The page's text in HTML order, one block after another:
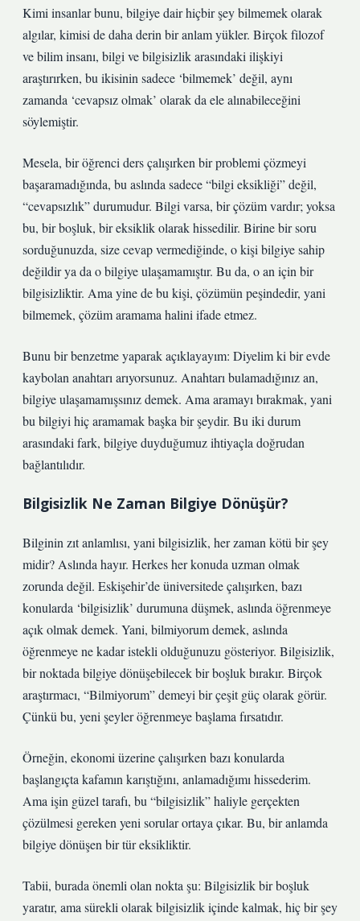
Kimi insanlar bunu, bilgiye dair hiçbir şey bilmemek olarak
algılar, kimisi de daha derin bir anlam yükler. Birçok filozof
ve bilim insanı, bilgi ve bilgisizlik arasındaki ilişkiyi
araştırırken, bu ikisinin sadece ‘bilmemek’ değil, aynı
zamanda ‘cevapsız olmak’ olarak da ele alınabileceğini
söylemiştir.
Mesela, bir öğrenci ders çalışırken bir problemi çözmeyi
başaramadığında, bu aslında sadece “bilgi eksikliği” değil,
“cevapsızlık” durumudur. Bilgi varsa, bir çözüm vardır; yoksa
bu, bir boşluk, bir eksiklik olarak hissedilir. Birine bir soru
sorduğunuzda, size cevap vermediğinde, o kişi bilgiye sahip
değildir ya da o bilgiye ulaşamamıştır. Bu da, o an için bir
bilgisizliktir. Ama yine de bu kişi, çözümün peşindedir, yani
bilmemek, çözüm aramama halini ifade etmez.
Bunu bir benzetme yaparak açıklayayım: Diyelim ki bir evde
kaybolan anahtarı arıyorsunuz. Anahtarı bulamadığınız an,
bilgiye ulaşamamışsınız demek. Ama aramayı bırakmak, yani
bu bilgiyi hiç aramamak başka bir şeydir. Bu iki durum
arasındaki fark, bilgiye duyduğumuz ihtiyaçla doğrudan
bağlantılıdır.
Bilgisizlik Ne Zaman Bilgiye Dönüşür?
Bilginin zıt anlamlısı, yani bilgisizlik, her zaman kötü bir şey
midir? Aslında hayır. Herkes her konuda uzman olmak
zorunda değil. Eskişehir’de üniversitede çalışırken, bazı
konularda ‘bilgisizlik’ durumuna düşmek, aslında öğrenmeye
açık olmak demek. Yani, bilmiyorum demek, aslında
öğrenmeye ne kadar istekli olduğunuzu gösteriyor. Bilgisizlik,
bir noktada bilgiye dönüşebilecek bir boşluk bırakır. Birçok
araştırmacı, “Bilmiyorum” demeyi bir çeşit güç olarak görür.
Çünkü bu, yeni şeyler öğrenmeye başlama fırsatıdır.
Örneğin, ekonomi üzerine çalışırken bazı konularda
başlangıçta kafamın karıştığını, anlamadığımı hissederim.
Ama işin güzel tarafı, bu “bilgisizlik” haliyle gerçekten
çözülmesi gereken yeni sorular ortaya çıkar. Bu, bir anlamda
bilgiye dönüşen bir tür eksikliktir.
Tabii, burada önemli olan nokta şu: Bilgisizlik bir boşluk
yaratır, ama sürekli olarak bilgisizlik içinde kalmak, hiç bir şey